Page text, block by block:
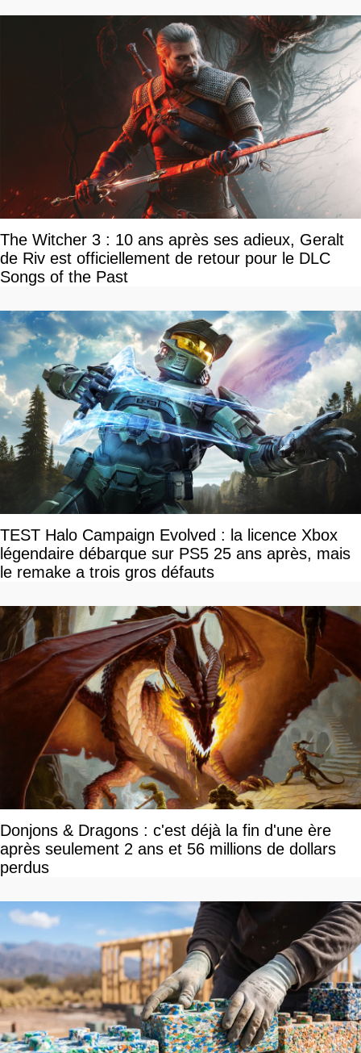
The Witcher 3 : 10 ans après ses adieux, Geralt
de Riv est officiellement de retour pour le DLC
Songs of the Past
TEST Halo Campaign Evolved : la licence Xbox
légendaire débarque sur PS5 25 ans après, mais
le remake a trois gros défauts
Donjons & Dragons : c'est déjà la fin d'une ère
après seulement 2 ans et 56 millions de dollars
perdus